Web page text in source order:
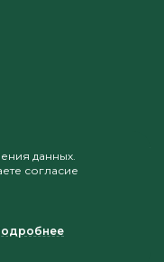
на наш
данных.
согласие